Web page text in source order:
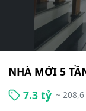
NHÀ MỚI 5
7.3 tỷ ~